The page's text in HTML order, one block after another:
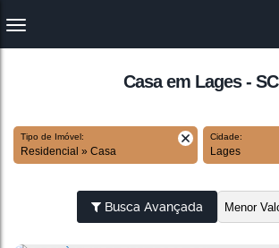
Casa em Lages - SC
Tipo de Imóvel:
Residencial » Casa
Cidade:
Lages
Busca Avançada